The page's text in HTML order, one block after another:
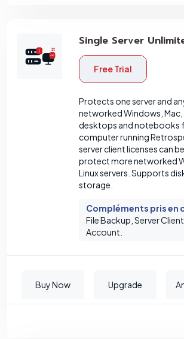
Single Server
Free Trial
Protects one server and
networked Windows, Mac,
desktops and notebooks
computer running
server client licenses can
protect more networked
Linux servers. Supports
storage.
Compléments pris en
File Backup, Server
Account.
Buy Now Upgrade